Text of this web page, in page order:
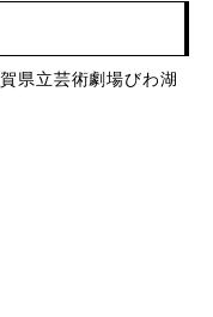
県立芸術劇場びわ湖